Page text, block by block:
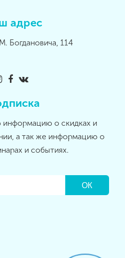
адрес
Богдановича, 114
информацию о скидках и
а так же информацию о
и событиях.